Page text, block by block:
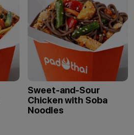
Sweet-and-Sour
Chicken with Soba
Noodles